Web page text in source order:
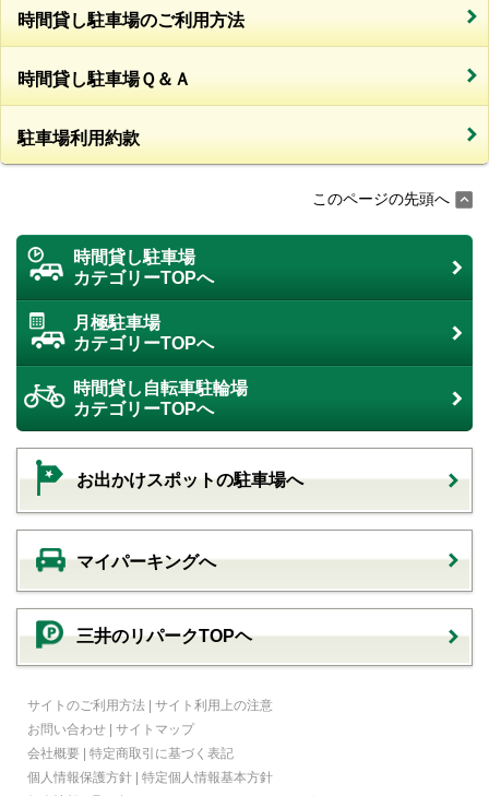
時間貸し駐車場のご利用方法
時間貸し駐車場Ｑ＆Ａ
駐車場利用約款
このページの先頭へ
時間貸し駐車場
カテゴリーTOPへ
月極駐車場
カテゴリーTOPへ
時間貸し自転車駐輪場
カテゴリーTOPへ
お出かけスポットの駐車場へ
マイパーキングへ
三井のリパークTOPヘ
サイトのご利用方法 | サイト利用上の注意
お問い合わせ | サイトマップ
会社概要 | 特定商取引に基づく表記
個人情報保護方針 | 特定個人情報基本方針